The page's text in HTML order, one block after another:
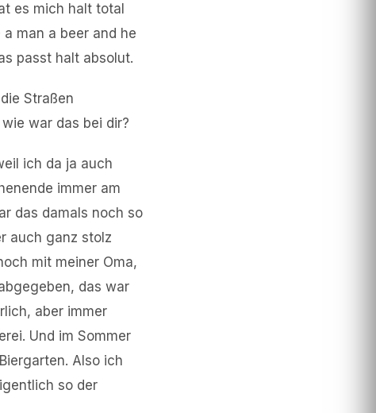
es mich halt total
man a beer and he
passt halt absolut.
Straßen
war das bei dir?
ich da ja auch
immer am
das damals noch so
auch ganz stolz
mit meiner Oma,
das war
aber immer
Und im Sommer
Also ich
so der